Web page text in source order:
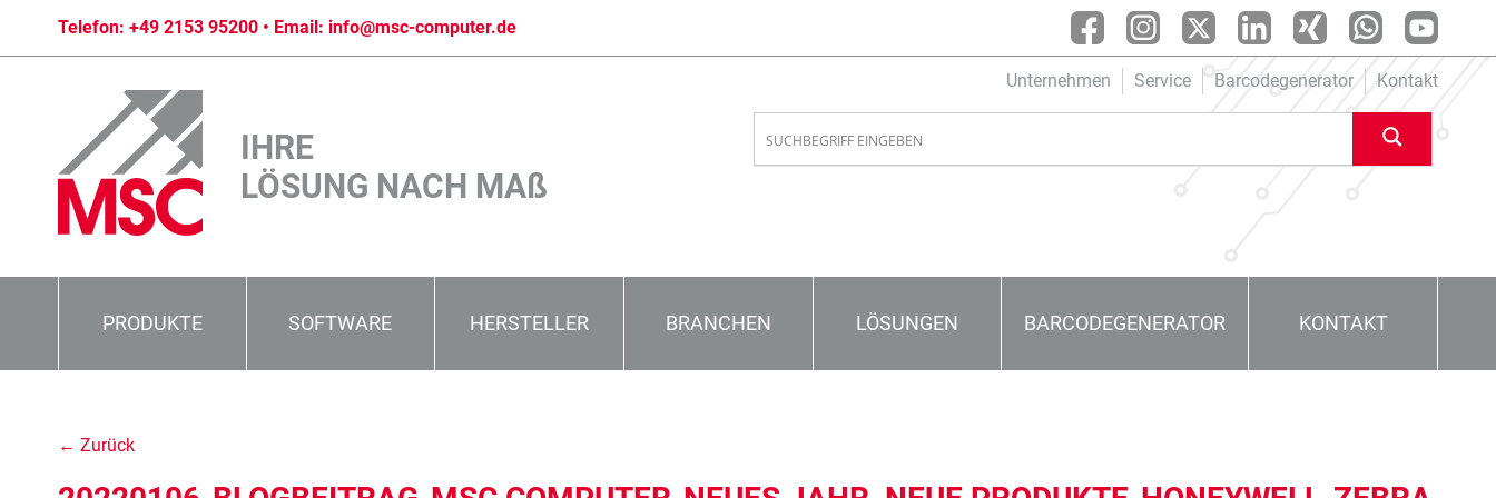
Telefon: +49 2153 95200 • Email: info@msc-computer.de
Unternehmen Service Barcodegenerator Kontakt
IHRE
LÖSUNG NACH MAß
PRODUKTE SOFTWARE HERSTELLER BRANCHEN LÖSUNGEN BARCODEGENERATOR KONTAKT
← Zurück